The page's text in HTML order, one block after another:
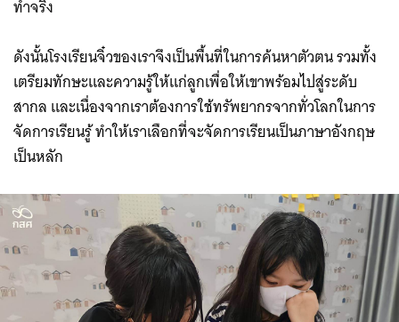
ทำจริง
ดังนั้นโรงเรียนจิ๋วของเราจึงเป็นพื้นที่ในการค้นหาตัวตน รวมทั้ง
เตรียมทักษะและความรู้ให้แก่ลูกเพื่อให้เขาพร้อมไปสู่ระดับ
สากล และเนื่องจากเราต้องการใช้ทรัพยากรจากทั่วโลกในการ
จัดการเรียนรู้ ทำให้เราเลือกที่จะจัดการเรียนเป็นภาษาอังกฤษ
เป็นหลัก